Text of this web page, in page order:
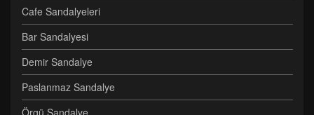
Cafe Sandalyeleri
Bar Sandalyesi
Demir Sandalye
Paslanmaz Sandalye
Örgü Sandalye